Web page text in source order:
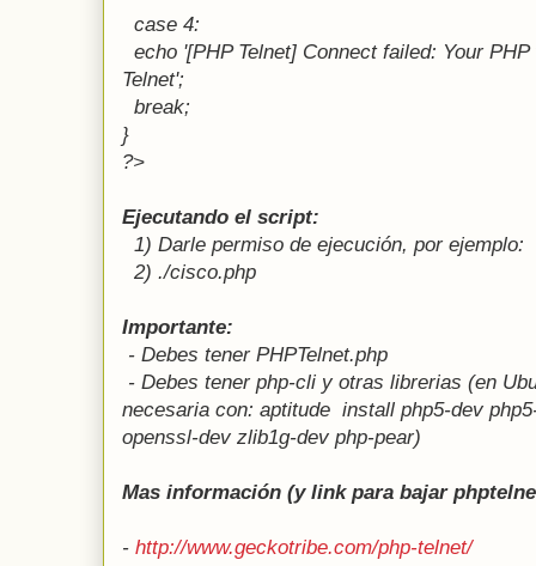
case 4:
echo '[PHP Telnet] Connect failed: Your
Telnet';
break;
}
?>
Ejecutando el script:
1) Darle permiso de ejecución, por
2) ./cisco.php
Importante:
- Debes tener PHPTelnet.php
- Debes tener php-cli y otras librerias (en
necesaria con: aptitude install php5-dev
openssl-dev zlib1g-dev php-pear)
Mas información (y link para bajar
- http://www.geckotribe.com/php-telnet/